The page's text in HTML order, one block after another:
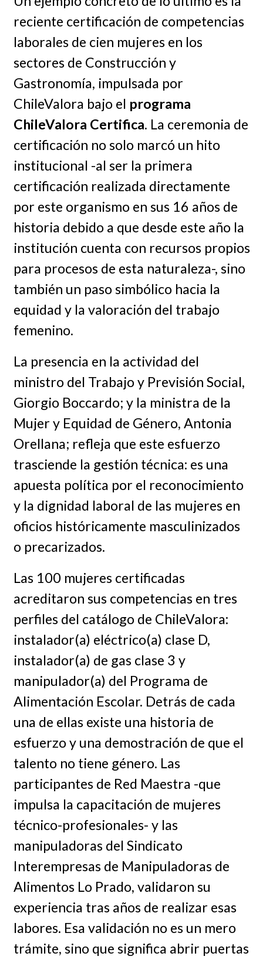
reciente certificación de competencias
laborales de cien mujeres en los
sectores de Construcción y
Gastronomía, impulsada por
ChileValora bajo el programa
ChileValora Certifica. La ceremonia de
certificación no solo marcó un hito
institucional -al ser la primera
certificación realizada directamente
por este organismo en sus 16 años de
historia debido a que desde este año la
institución cuenta con recursos propios
para procesos de esta naturaleza-, sino
también un paso simbólico hacia la
equidad y la valoración del trabajo
femenino.
La presencia en la actividad del
ministro del Trabajo y Previsión Social,
Giorgio Boccardo; y la ministra de la
Mujer y Equidad de Género, Antonia
Orellana; refleja que este esfuerzo
trasciende la gestión técnica: es una
apuesta política por el reconocimiento
y la dignidad laboral de las mujeres en
oficios históricamente masculinizados
o precarizados.
Las 100 mujeres certificadas
acreditaron sus competencias en tres
perfiles del catálogo de ChileValora:
instalador(a) eléctrico(a) clase D,
instalador(a) de gas clase 3 y
manipulador(a) del Programa de
Alimentación Escolar. Detrás de cada
una de ellas existe una historia de
esfuerzo y una demostración de que el
talento no tiene género. Las
participantes de Red Maestra -que
impulsa la capacitación de mujeres
técnico-profesionales- y las
manipuladoras del Sindicato
Interempresas de Manipuladoras de
Alimentos Lo Prado, validaron su
experiencia tras años de realizar esas
labores. Esa validación no es un mero
trámite, sino que significa abrir puertas